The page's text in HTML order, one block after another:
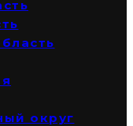
округ